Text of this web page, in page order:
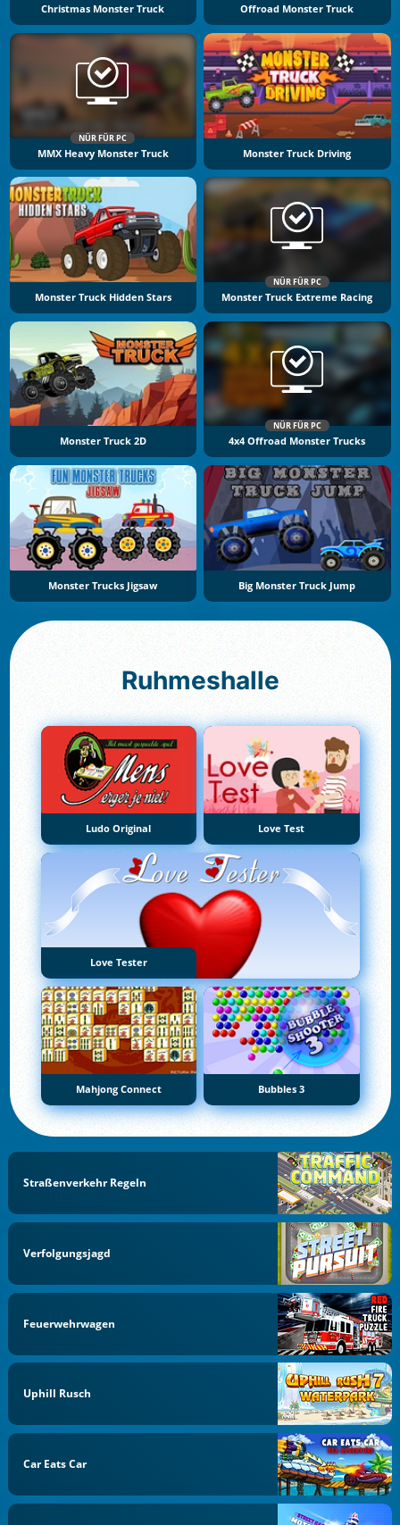
Christmas Monster Truck Offroad Monster Truck
NÜR FÜR PC
MMX Heavy Monster Truck Monster Truck Driving
Monster Truck Hidden Stars
NÜR FÜR PC
Monster Truck Extreme Racing
Monster Truck 2D
NÜR FÜR PC
4x4 Offroad Monster Trucks
Monster Trucks Jigsaw Big Monster Truck Jump
Ruhmeshalle
Ludo Original Love Test
Love Tester
Mahjong Connect Bubbles 3
Straßenverkehr Regeln
Verfolgungsjagd
Feuerwehrwagen
Uphill Rusch
Car Eats Car